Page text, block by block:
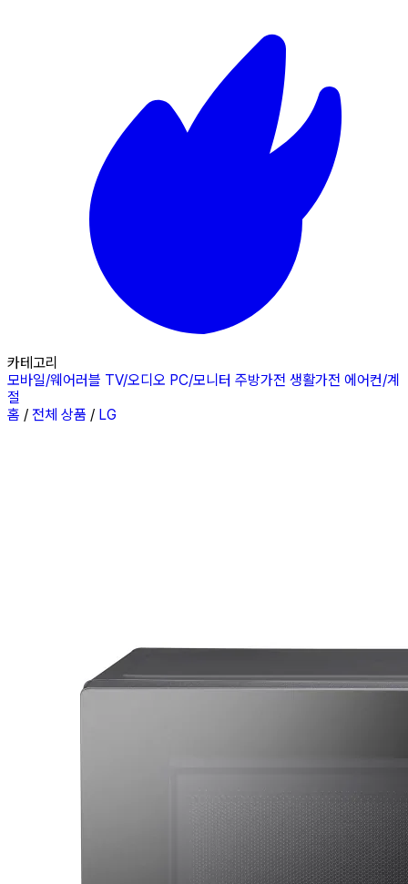
카테고리
모바일/웨어러블 TV/오디오 PC/모니터 주방가전 생활가전 에어컨/계
절
홈 / 전체 상품 / LG